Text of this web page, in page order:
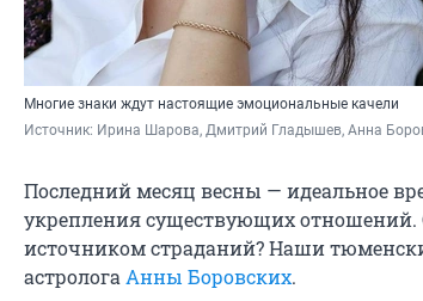
Многие знаки ждут настоящие эмоциональные качели
Источник: Ирина Шарова, Дмитрий Гладышев, Анна
Последний месяц весны — идеальное
укрепления существующих отношений.
источником страданий? Наши
астролога Анны Боровских.